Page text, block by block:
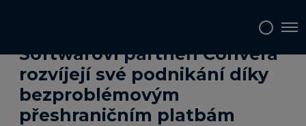
Softwaroví partneři Convera
rozvíjejí své podnikání díky
bezproblémovým
přeshraničním platbám